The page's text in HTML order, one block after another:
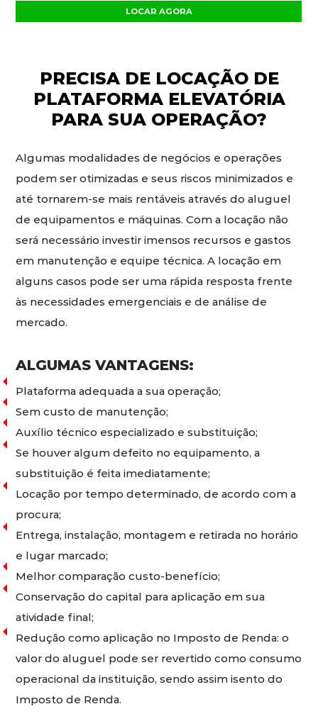
LOCAR AGORA
PRECISA DE LOCAÇÃO DE
PLATAFORMA ELEVATÓRIA
PARA SUA OPERAÇÃO?
Algumas modalidades de negócios e operações
podem ser otimizadas e seus riscos minimizados e
até tornarem-se mais rentáveis através do aluguel
de equipamentos e máquinas. Com a locação não
será necessário investir imensos recursos e gastos
em manutenção e equipe técnica. A locação em
alguns casos pode ser uma rápida resposta frente
às necessidades emergenciais e de análise de
mercado.
ALGUMAS VANTAGENS:
Plataforma adequada a sua operação;
Sem custo de manutenção;
Auxílio técnico especializado e substituição;
Se houver algum defeito no equipamento, a
substituição é feita imediatamente;
Locação por tempo determinado, de acordo com a
procura;
Entrega, instalação, montagem e retirada no horário
e lugar marcado;
Melhor comparação custo-benefício;
Conservação do capital para aplicação em sua
atividade final;
Redução como aplicação no Imposto de Renda: o
valor do aluguel pode ser revertido como consumo
operacional da instituição, sendo assim isento do
Imposto de Renda.